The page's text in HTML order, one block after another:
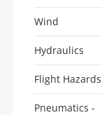
Wind
Hydraulics
Flight Hazards
Pneumatics -